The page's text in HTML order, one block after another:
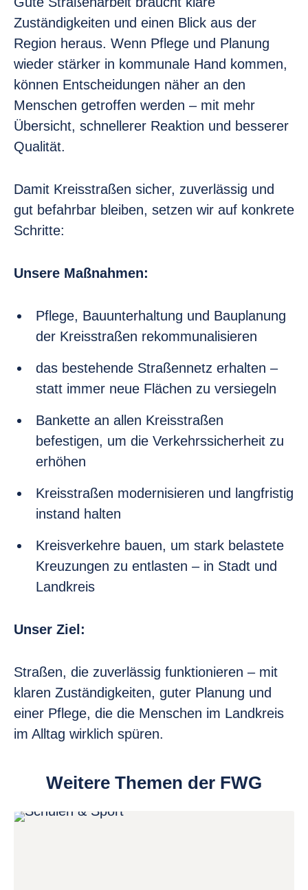
Zuständigkeiten und einen Blick aus der
Region heraus. Wenn Pflege und Planung
wieder stärker in kommunale Hand kommen,
können Entscheidungen näher an den
Menschen getroffen werden – mit mehr
Übersicht, schnellerer Reaktion und besserer
Qualität.
Damit Kreisstraßen sicher, zuverlässig und
gut befahrbar bleiben, setzen wir auf konkrete
Schritte:
Unsere Maßnahmen:
Pflege, Bauunterhaltung und Bauplanung
der Kreisstraßen rekommunalisieren
das bestehende Straßennetz erhalten –
statt immer neue Flächen zu versiegeln
Bankette an allen Kreisstraßen
befestigen, um die Verkehrssicherheit zu
erhöhen
Kreisstraßen modernisieren und langfristig
instand halten
Kreisverkehre bauen, um stark belastete
Kreuzungen zu entlasten – in Stadt und
Landkreis
Unser Ziel:
Straßen, die zuverlässig funktionieren – mit
klaren Zuständigkeiten, guter Planung und
einer Pflege, die die Menschen im Landkreis
im Alltag wirklich spüren.
Weitere Themen der FWG